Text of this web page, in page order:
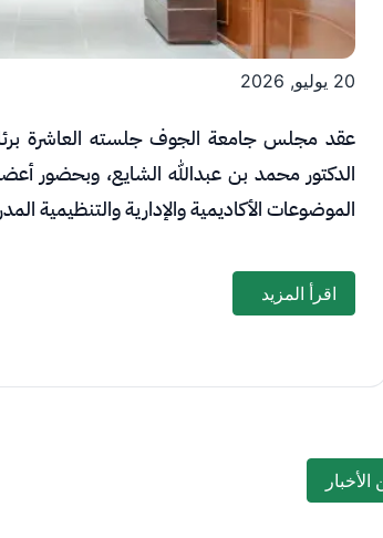
20 يوليو, 2026
عقد مجلس جامعة الجوف جلسته العاشرة
الدكتور محمد بن عبدالله الشايع،
الموضوعات الأكاديمية والإدارية والتنظيمية
اقرأ المزيد